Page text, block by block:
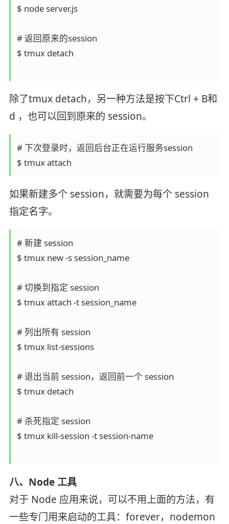
$ node server.js
# 返回原来的session
$ tmux detach
除了tmux detach，另一种方法是按下Ctrl + B和
d ，也可以回到原来的 session。
# 下次登录时，返回后台正在运行服务session
如果新建多个 session，就需要为每个 session
指定名字。
# 新建 session
$ tmux new -s session_name
# 切换到指定 session
$ tmux attach -t session_name
# 列出所有 session
$ tmux list-sessions
# 退出当前 session，返回前一个 session
$ tmux detach
# 杀死指定 session
$ tmux kill-session -t session-name
八、Node 工具
对于 Node 应用来说，可以不用上面的方法，有
一些专门用来启动的工具：forever，nodemon